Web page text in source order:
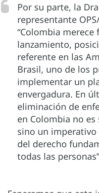
Por su parte, la
representante
“Colombia
lanzamiento,
referente en las
Brasil, uno de los
implementar un
envergadura. En
eliminación de
en Colombia no
sino un
del derecho
todas las